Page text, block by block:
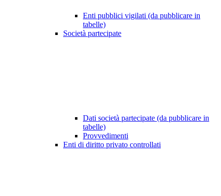
Enti pubblici vigilati (da pubblicare in
tabelle)
Società partecipate
Dati società partecipate (da pubblicare in
tabelle)
Provvedimenti
Enti di diritto privato controllati